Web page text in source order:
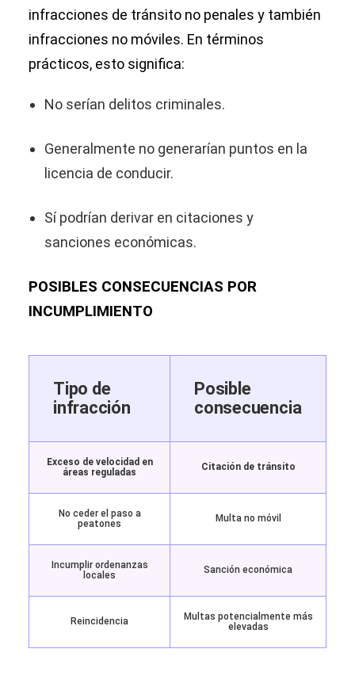
infracciones de tránsito no penales y también
infracciones no móviles. En términos
prácticos, esto significa:
No serían delitos criminales.
Generalmente no generarían puntos en la
licencia de conducir.
Sí podrían derivar en citaciones y
sanciones económicas.
POSIBLES CONSECUENCIAS POR
INCUMPLIMIENTO
Tipo de
infracción
Posible
consecuencia
Exceso de velocidad en
áreas reguladas
Citación de tránsito
No ceder el paso a
peatones
Multa no móvil
Incumplir ordenanzas
locales
Sanción económica
Reincidencia
Multas potencialmente más
elevadas